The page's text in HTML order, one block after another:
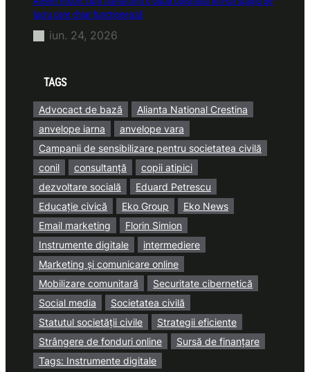
lucru care chiar funcționează
iun. 24, 2026
TAGS
Advocact de bază
Alianta National Crestina
anvelope iarna
anvelope vara
Campanii de sensibilizare pentru societatea civilă
conil
consultanță
copii atipici
dezvoltare socială
Eduard Petrescu
Educație civică
Eko Group
Eko News
Email marketing
Florin Simion
Instrumente digitale
intermediere
Marketing și comunicare online
Mobilizare comunitară
Securitate cibernetică
Social media
Societatea civilă
Statutul societății civile
Strategii eficiente
Strângere de fonduri online
Sursă de finanțare
Tags: Instrumente digitale